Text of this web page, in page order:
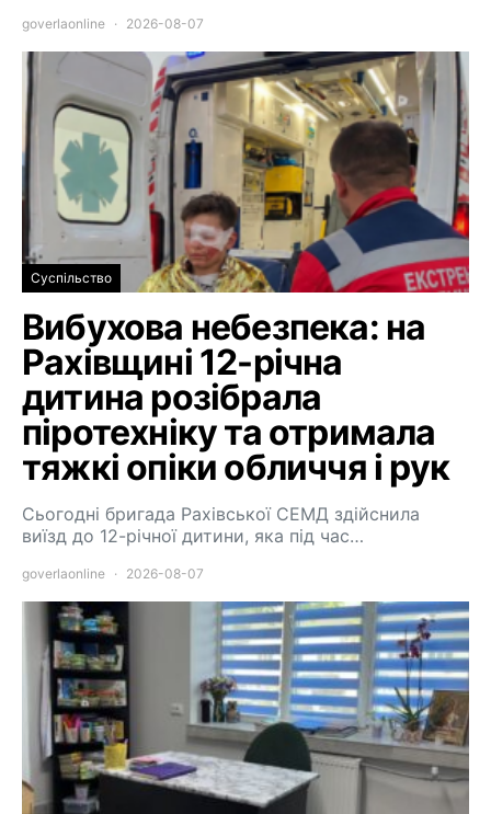
goverlaonline 2026-08-07
Суспільство
Вибухова небезпека: на
Рахівщині 12-річна
дитина розібрала
піротехніку та отримала
тяжкі опіки обличчя і рук
Сьогодні бригада Рахівської СЕМД здійснила
виїзд до 12-річної дитини, яка під час…
goverlaonline 2026-08-07